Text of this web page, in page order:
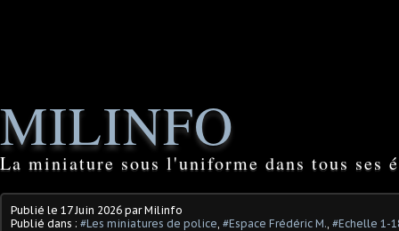
MILINFO
La miniature sous l'uniforme dans tous ses
Publié le 17 Juin 2026 par Milinfo
Publié dans : #Les miniatures de police, #Espace Frédéric M., #Echelle 1-